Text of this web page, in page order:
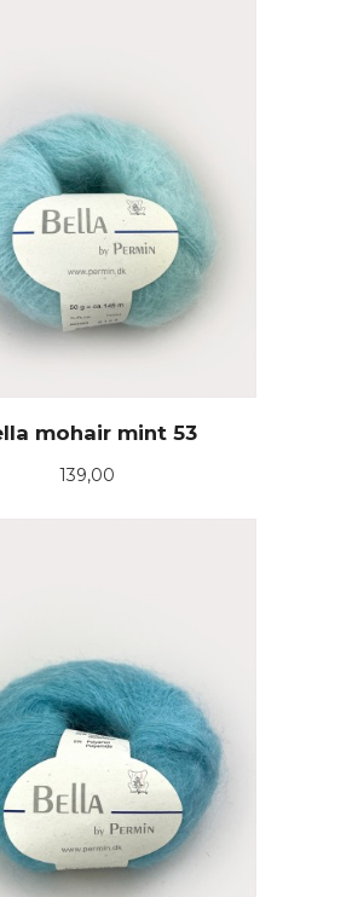
mohair mint 53
Pris
139,00